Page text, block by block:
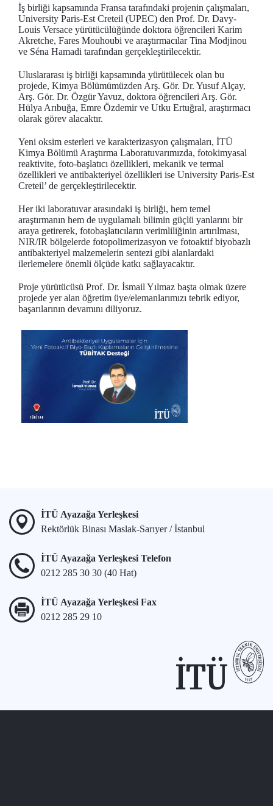
İş birliği kapsamında Fransa tarafındaki projenin çalışmaları,
University Paris-Est Creteil (UPEC) den Prof. Dr. Davy-
Louis Versace yürütücülüğünde doktora öğrencileri Karim
Akretche, Fares Mouhoubi ve araştırmacılar Tina Modjinou
ve Séna Hamadi tarafından gerçekleştirilecektir.
Uluslararası iş birliği kapsamında yürütülecek olan bu
projede, Kimya Bölümümüzden Arş. Gör. Dr. Yusuf Alçay,
Arş. Gör. Dr. Özgür Yavuz, doktora öğrencileri Arş. Gör.
Hülya Arıbuğa, Emre Özdemir ve Utku Ertuğral, araştırmacı
olarak görev alacaktır.
Yeni oksim esterleri ve karakterizasyon çalışmaları, İTÜ
Kimya Bölümü Araştırma Laboratuvarımızda, fotokimyasal
reaktivite, foto-başlatıcı özellikleri, mekanik ve termal
özellikleri ve antibakteriyel özellikleri ise University Paris-Est
Creteil’ de gerçekleştirilecektir.
Her iki laboratuvar arasındaki iş birliği, hem temel
araştırmanın hem de uygulamalı bilimin güçlü yanlarını bir
araya getirerek, fotobaşlatıcıların verimliliğinin artırılması,
NIR/IR bölgelerde fotopolimerizasyon ve fotoaktif biyobazlı
antibakteriyel malzemelerin sentezi gibi alanlardaki
ilerlemelere önemli ölçüde katkı sağlayacaktır.
Proje yürütücüsü Prof. Dr. İsmail Yılmaz başta olmak üzere
projede yer alan öğretim üye/elemanlarımızı tebrik ediyor,
başarılarının devamını diliyoruz.
İTÜ Ayazağa Yerleşkesi
Rektörlük Binası Maslak-Sarıyer / İstanbul
İTÜ Ayazağa Yerleşkesi Telefon
0212 285 30 30 (40 Hat)
İTÜ Ayazağa Yerleşkesi Fax
0212 285 29 10